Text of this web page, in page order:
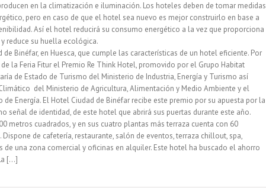
en la climatización e iluminación. Los hoteles deben de tomar medidas
pero en caso de que el hotel sea nuevo es mejor construirlo en base a
Así el hotel reducirá su consumo energético a la vez que proporciona
reduce su huella ecológica.
Binéfar, en Huesca, que cumple las características de un hotel eficiente. Por
la Feria Fitur el Premio Re Think Hotel, promovido por el Grupo Habitat
de Estado de Turismo del Ministerio de Industria, Energía y Turismo así
del Ministerio de Agricultura, Alimentación y Medio Ambiente y el
Energía. El Hotel Ciudad de Binéfar recibe este premio por su apuesta por la
señal de identidad, de este hotel que abrirá sus puertas durante este año.
metros cuadrados, y en sus cuatro plantas más terraza cuenta con 60
de cafetería, restaurante, salón de eventos, terraza chillout, spa,
una zona comercial y oficinas en alquiler. Este hotel ha buscado el ahorro
[...]